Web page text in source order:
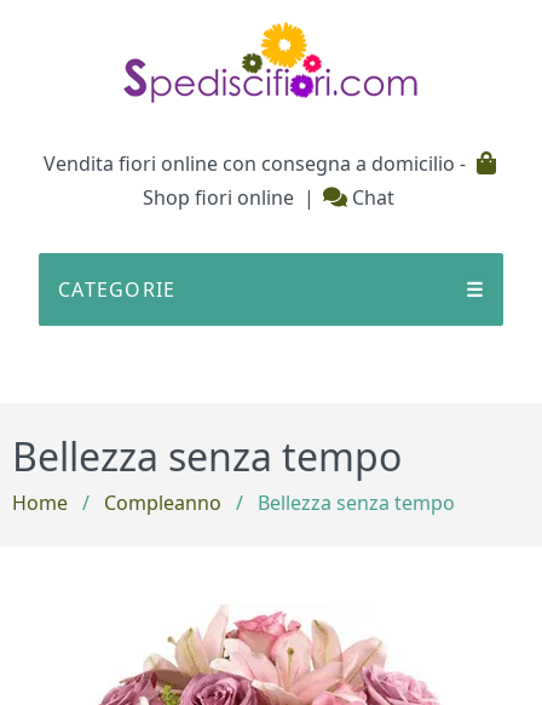
Vendita fiori online con consegna a domicilio -
Shop fiori online | Chat
CATEGORIE ☰
Bellezza senza tempo
Home / Compleanno / Bellezza senza tempo